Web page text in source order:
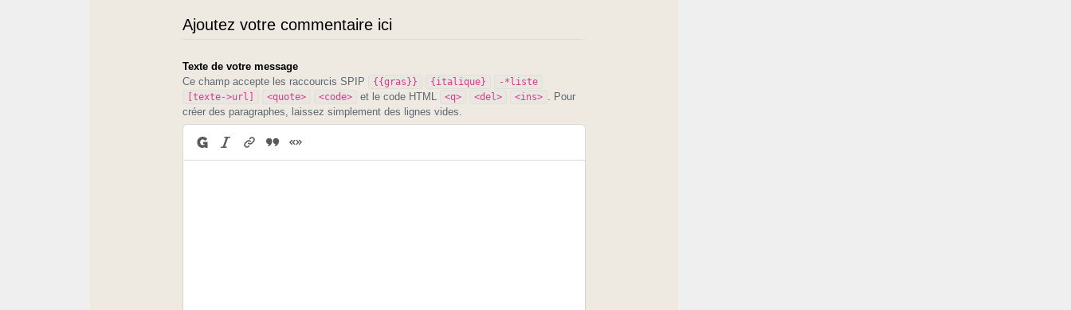
Ajoutez votre commentaire ici
Texte de votre message
Ce champ accepte les raccourcis SPIP
{{gras}} {italique}
-*liste
[texte->url]
<quote> <code> et le code HTML <q> <del> <ins>
. Pour
créer des paragraphes, laissez simplement des lignes vides.